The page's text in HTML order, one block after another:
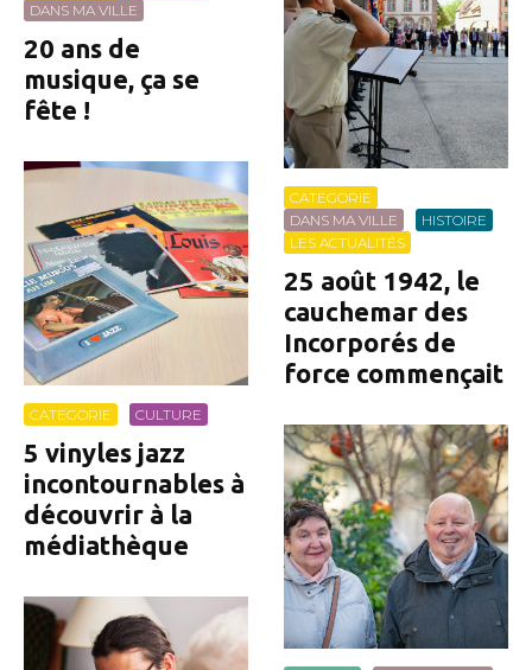
DANS MA VILLE
20 ans de
musique, ça se
fête !
CATEGORIE CULTURE
5 vinyles jazz
incontournables à
découvrir à la
médiathèque
CATEGORIE
DANS MA VILLE
HISTOIRE
LES ACTUALITÉS
25 août 1942, le
cauchemar des
Incorporés de
force commençait